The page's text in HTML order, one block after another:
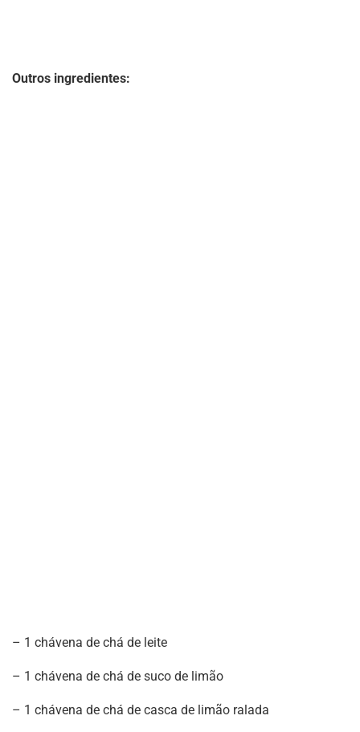
Outros ingredientes:
– 1 chávena de chá de leite
– 1 chávena de chá de suco de limão
– 1 chávena de chá de casca de limão ralada